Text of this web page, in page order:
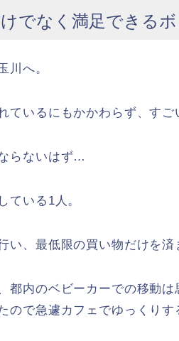
でなく満足できる
川へ。
ているにもかかわらず、すご
らないはず…
ている1人。
い、最低限の買い物だけを済
都内のベビーカーでの移動は
ので急遽カフェでゆっくりす